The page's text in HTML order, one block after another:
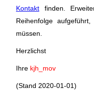
Kontakt finden.
Reihenfolge
müssen.
Herzlichst
Ihre kjh_mov
(Stand 2020-01-01)